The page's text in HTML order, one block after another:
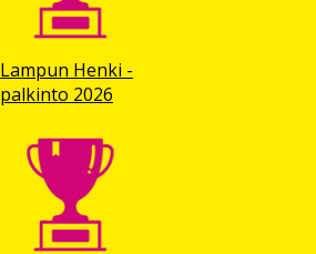
Lampun Henki -
palkinto 2026